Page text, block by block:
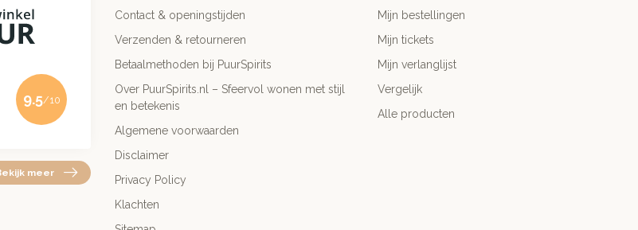
9.5/10
meer
Contact & openingstijden
Verzenden & retourneren
Betaalmethoden bij PuurSpirits
Over PuurSpirits.nl – Sfeervol wonen met stijl
en betekenis
Algemene voorwaarden
Disclaimer
Privacy Policy
Klachten
Mijn bestellingen
Mijn tickets
Mijn verlanglijst
Vergelijk
Alle producten